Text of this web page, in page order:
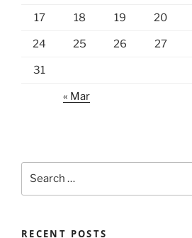
17 18 19 20
24 25 26 27
31
« Mar
RECENT POSTS